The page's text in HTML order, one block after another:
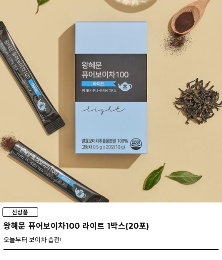
왕혜문 퓨어보이차100 라이트 1박스(20포)
오늘부터 보이차 습관!